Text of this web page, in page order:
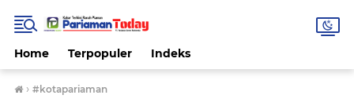
Home Terpopuler Indeks
› #kotapariaman